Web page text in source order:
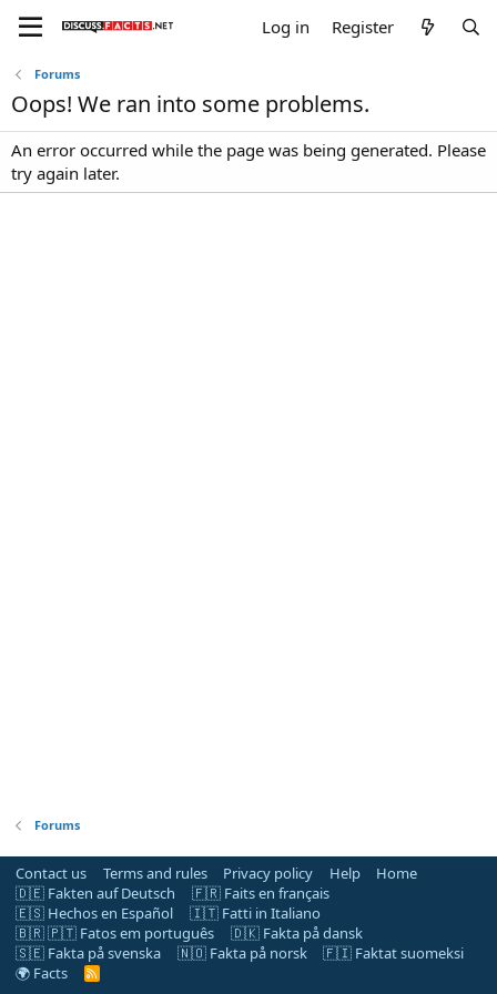
Log in Register
Forums
Oops! We ran into some problems.
An error occurred while the page was being generated. Please
try again later.
Forums
Contact us Terms and rules Privacy policy Help
Home
🇩🇪 Fakten auf Deutsch
🇫🇷 Faits en français
🇪🇸 Hechos en Español
🇮🇹 Fatti in Italiano
🇧🇷 🇵🇹 Fatos em português
🇩🇰 Fakta på dansk
🇸🇪 Fakta på svenska
🇳🇴 Fakta på norsk
🇫🇮 Faktat suomeksi
🌍 Facts
R